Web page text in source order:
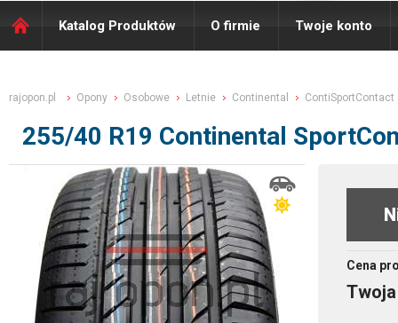
Katalog Produktów O firmie Twoje konto
rajopon.pl Opony Osobowe Letnie Continental ContiSportContact
255/40 R19 Continental
Cena